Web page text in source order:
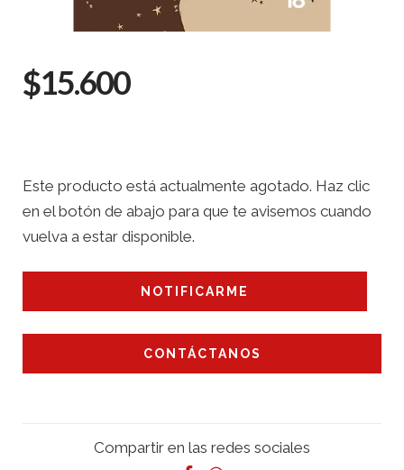
$15.600
Este producto está actualmente agotado. Haz clic
en el botón de abajo para que te avisemos cuando
vuelva a estar disponible.
NOTIFICARME
CONTÁCTANOS
Compartir en las redes sociales